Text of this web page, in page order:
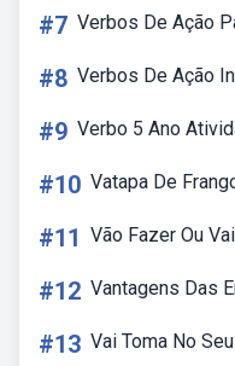
#7 Verbos De Ação
#8 Verbos De Ação
#9 Verbo 5 Ano
#10 Vatapa De
#11 Vão Fazer Ou
#12 Vantagens Das
#13 Vai Toma No